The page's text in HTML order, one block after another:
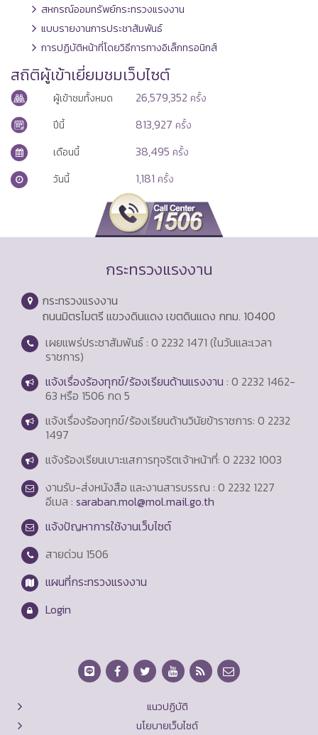
สหกรณ์ออมทรัพย์กระทรวงแรงงาน
แบบรายงานการประชาสัมพันธ์
การปฏิบัติหน้าที่โดยวิธีการทางอิเล็กทรอนิกส์
สถิติผู้เข้าเยี่ยมชมเว็บไซต์
ผู้เข้าชมทั้งหมด 26,579,352 ครั้ง
ปีนี้
813,927 ครั้ง
เดือนนี้
38,495 ครั้ง
วันนี้
1,181 ครั้ง
กระทรวงแรงงาน
กระทรวงแรงงาน
ถนนมิตรไมตรี แขวงดินแดง เขตดินแดง กทม. 10400
เผยแพร่ประชาสัมพันธ์ : 0 2232 1471 (ในวันและเวลา
ราชการ)
แจ้งเรื่องร้องทุกข์/ร้องเรียนด้านแรงงาน : 0 2232 1462-
63 หรือ 1506 กด 5
แจ้งเรื่องร้องทุกข์/ร้องเรียนด้านวินัยข้าราชการ: 0 2232
1497
แจ้งร้องเรียนเบาะแสการทุจริตเจ้าหน้าที่: 0 2232 1003
งานรับ-ส่งหนังสือ และงานสารบรรณ : 0 2232 1227
อีเมล : saraban.mol@mol.mail.go.th
แจ้งปัญหาการใช้งานเว็บไซต์
สายด่วน 1506
แผนที่กระทรวงแรงงาน
Login
แนวปฏิบัติ
นโยบายเว็บไซต์